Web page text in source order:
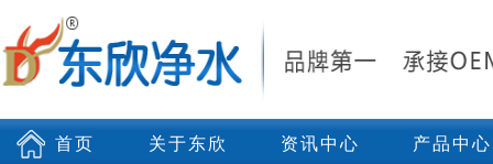
首页 关于东欣 资讯中心 产品中心